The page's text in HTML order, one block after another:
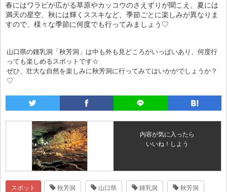
春にはワラビが広がる草原やカッコウのさえずりが聞こえ、夏には
満天の星空、秋には輝くススキなど、季節ごとに楽しみが異なりま
すので、様々な季節に何度でも行ってみましょう♡
山口県の鍾乳洞「秋芳洞」は中も外も見どころがいっぱいあり、何度行
っても楽しめるスポットです☆
ぜひ、壮大な自然を楽しみに秋芳洞に行ってみてはいかがでしょうか？
♡
内容が気に入ったら
いいね！しよう
スポット 秋芳洞 山口県 鍾乳洞 秋芳洞